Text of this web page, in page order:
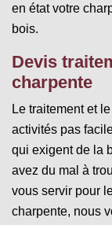
en état votre
bois.
Devis
charpente
Le traitement et
activités pas
qui exigent de la
avez du mal à
vous servir pour
charpente, nous